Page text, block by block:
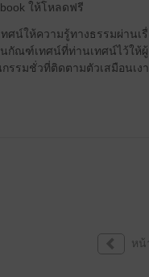
ให้โหลดฟรี
ศน์ให้ความรู้ทางธรรมผ่าน
กัณฑ์เทศน์ที่ท่านเทศน์ไว้ให้
รรมชั่วที่ติดตามตัวเสมือนเงา
หน้